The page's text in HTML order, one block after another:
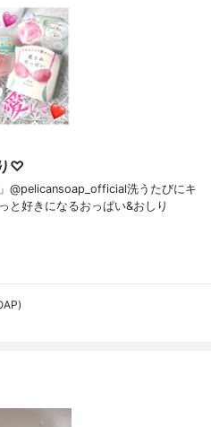
♡
@pelicansoap_official洗うたびにキ
と好きになるおっぱい&おしり